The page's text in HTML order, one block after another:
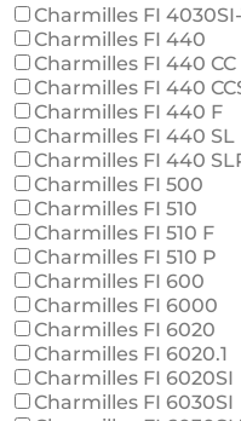
Charmilles FI
Charmilles FI 440
Charmilles FI 440 CC
Charmilles FI 440
Charmilles FI 440 F
Charmilles FI 440 SL
Charmilles FI 440
Charmilles FI 500
Charmilles FI 510
Charmilles FI 510 F
Charmilles FI 510 P
Charmilles FI 600
Charmilles FI 6000
Charmilles FI 6020
Charmilles FI 6020.1
Charmilles FI 6020SI
Charmilles FI 6030SI